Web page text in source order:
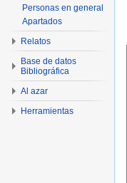
Personas en general
Apartados
Relatos
Base de datos
Bibliográfica
Al azar
Herramientas